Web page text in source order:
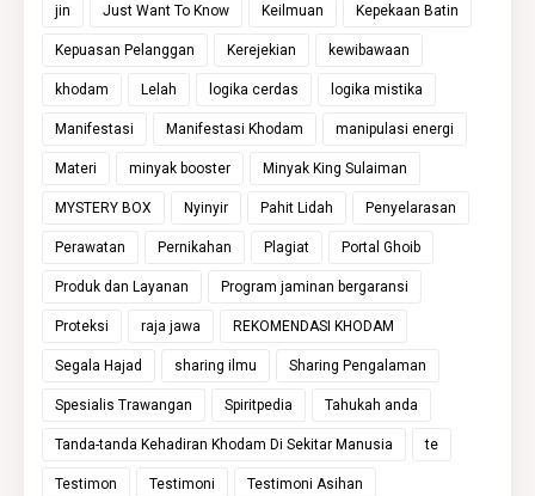
jin Just Want To Know Keilmuan Kepekaan Batin
Kepuasan Pelanggan Kerejekian kewibawaan
khodam Lelah logika cerdas logika mistika
Manifestasi Manifestasi Khodam manipulasi energi
Materi minyak booster Minyak King Sulaiman
MYSTERY BOX Nyinyir Pahit Lidah Penyelarasan
Perawatan Pernikahan Plagiat Portal Ghoib
Produk dan Layanan Program jaminan bergaransi
Proteksi raja jawa REKOMENDASI KHODAM
Segala Hajad sharing ilmu Sharing Pengalaman
Spesialis Trawangan Spiritpedia Tahukah anda
Tanda-tanda Kehadiran Khodam Di Sekitar Manusia te
Testimon Testimoni Testimoni Asihan